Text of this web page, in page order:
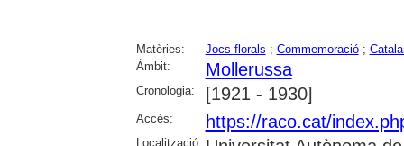
Matèries: Jocs florals ; Commemoració;
Àmbit:
Mollerussa
Cronologia: [1921 - 1930]
Accés: https://raco.cat/
Localització: